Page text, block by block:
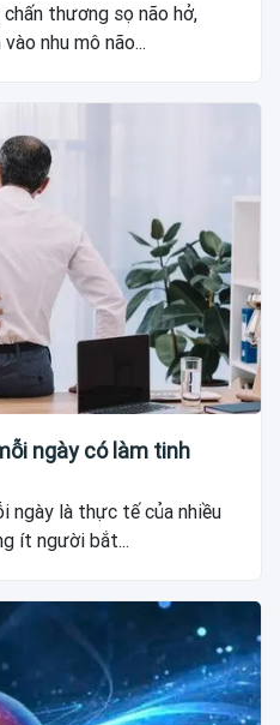
thương sọ não hở,
nhu mô não...
ngày có làm tinh
ngày là thực tế của nhiều
ít người bắt...